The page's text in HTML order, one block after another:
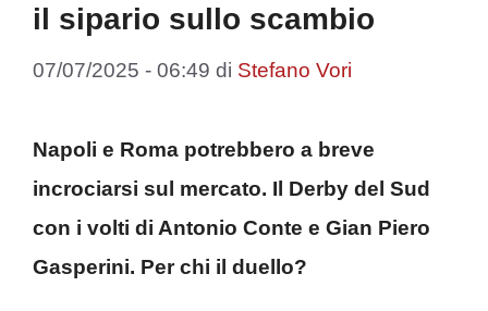
il sipario sullo scambio
07/07/2025 - 06:49 di Stefano Vori
Napoli e Roma potrebbero a breve
incrociarsi sul mercato. Il Derby del Sud
con i volti di Antonio Conte e Gian Piero
Gasperini. Per chi il duello?